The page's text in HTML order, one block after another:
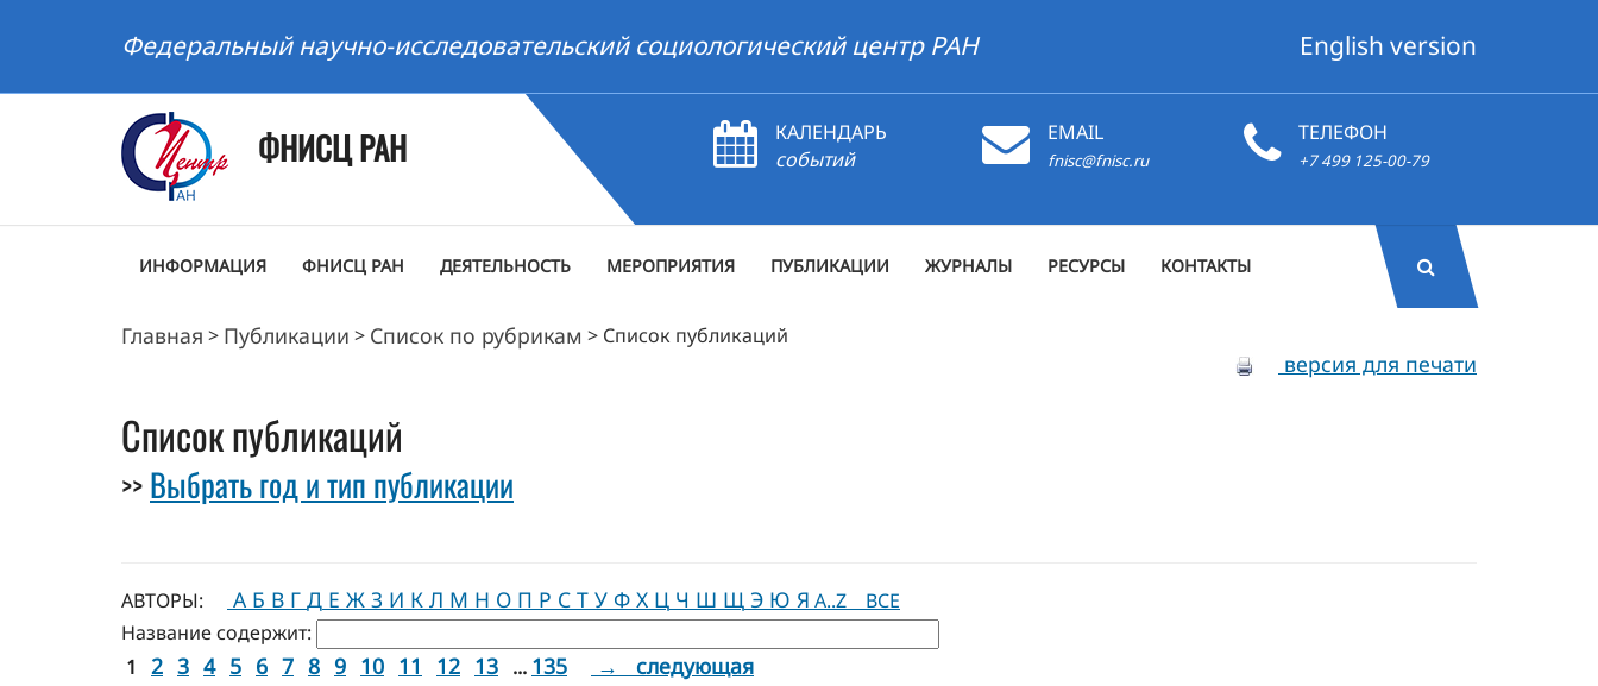
Федеральный научно-исследовательский социологический центр РАН English version
ФНИСЦ РАН
КАЛЕНДАРЬ
событий
EMAIL
fnisc@fnisc.ru
ТЕЛЕФОН
+7 499 125-00-79
ИНФОРМАЦИЯ ФНИСЦ РАН ДЕЯТЕЛЬНОСТЬ МЕРОПРИЯТИЯ ПУБЛИКАЦИИ ЖУРНАЛЫ РЕСУРСЫ КОНТАКТЫ
Главная > Публикации > Список по рубрикам > Список публикаций
версия для печати
Список публикаций
>>Выбрать год и тип публикации
АВТОРЫ: А Б В Г Д Е Ж З И К Л М Н О П Р С Т У Ф Х Ц Ч Ш Щ Э Ю Я A..Z ВСЕ
Название содержит:
1
2 3 4 5 6 7 8 9 10 11 12 13 ... 135 → следующая